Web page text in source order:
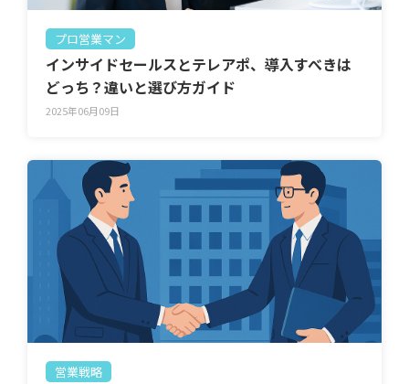
プロ営業マン
インサイドセールスとテレアポ、導入すべきは
どっち？違いと選び方ガイド
2025年06月09日
営業戦略